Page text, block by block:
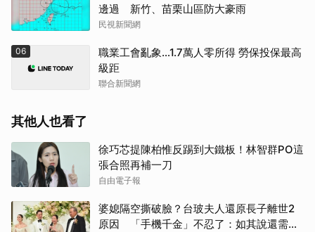
邊過 新竹、苗栗山區防大豪雨
民視新聞網
06
職業工會亂象…1.7萬人零所得 勞保投保最高
級距
聯合新聞網
其他人也看了
徐巧芯提陳柏惟反踢到大鐵板！林智群PO這
張合照再補一刀
自由電子報
婆媳隔空撕破臉？台玻夫人還原長子離世2
原因 「手機千金」不忍了：如其說還需要